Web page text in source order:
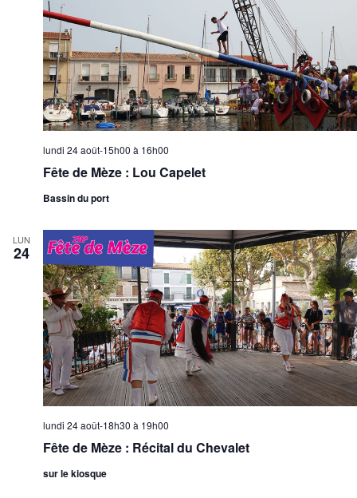
Fête de Mèze : Lou Capelet
lundi 24 août-15h00 à 16h00
Bassin du port
LUN
24
Fête de Mèze : Récital du Chevalet
lundi 24 août-18h30 à 19h00
sur le kiosque